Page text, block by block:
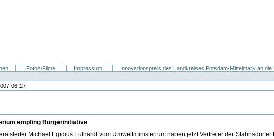
Fotos/Filme Impressum
Innovationspreis des Landkreises Potsdam-Mittelmark an
06-27
empfing Bürgerinitiative
Michael Egidius Luthardt vom Umweltministerium haben jetzt Vertreter der Stahnsdorfer